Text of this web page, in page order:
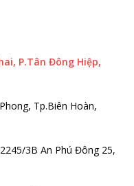
P.Tân Đông Hiệp,
Tp.Biên Hoàn,
3B An Phú Đông 25,